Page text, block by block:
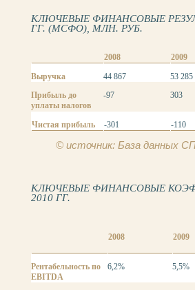
КЛЮЧЕВЫЕ ФИНАНСОВЫЕ
ГГ. (МСФО), МЛН. РУБ.
2008
2009
Выручка
44 867
53 285
Прибыль до
уплаты налогов
-97 303
Чистая прибыль -301 -110
© источник: База данных
КЛЮЧЕВЫЕ ФИНАНСОВЫЕ
2010 ГГ.
2008 2009
Рентабельность по
EBITDA
6,2% 5,5%